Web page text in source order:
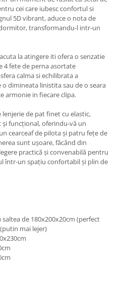
cei care iubesc confortul si
5D vibrant, aduce o nota de
transformandu-l intr-un
la atingere iti ofera o senzatie
4 fete de perna asortate
calma si echilibrata a
o dimineata linistita sau de o seara
armonie in fiecare clipa.
lenjerie de pat finet cu elastic,
funcțional, oferindu-vă un
cearceaf de pilota și patru fețe de
sunt ușoare, făcând din
practică și convenabilă pentru
într-un spațiu confortabil și plin de
de 180x200x20cm (perfect
mai lejer)